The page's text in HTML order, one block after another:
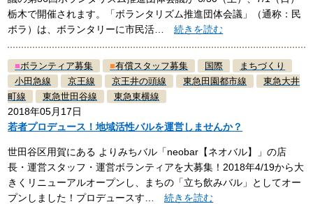
栃木で開催されます。「ボランタリズム推進団体会議」（通称：民
ボラ）は、ボランタリーに市民活…続きを読む
■ボランティア募集 ■有償スタッフ募集 国際
まちづくり
小田急線
京王線 京王井の頭線 東急田園都市線
東急大井
町線
東急世田谷線 東急東横線
2018年05月17日
若者プロデュース！地域活性バルを運営しませんか？
世田谷区用賀にある よりみちバル「neobar【ネオバル】」の店
長・運営スタッフ・運営ボランティアを大募集！2018年4/19から大
きくリニューアルオープンし、まちの「立ち飲みバル」としてオー
プンしました！プロデュースす…続きを読む